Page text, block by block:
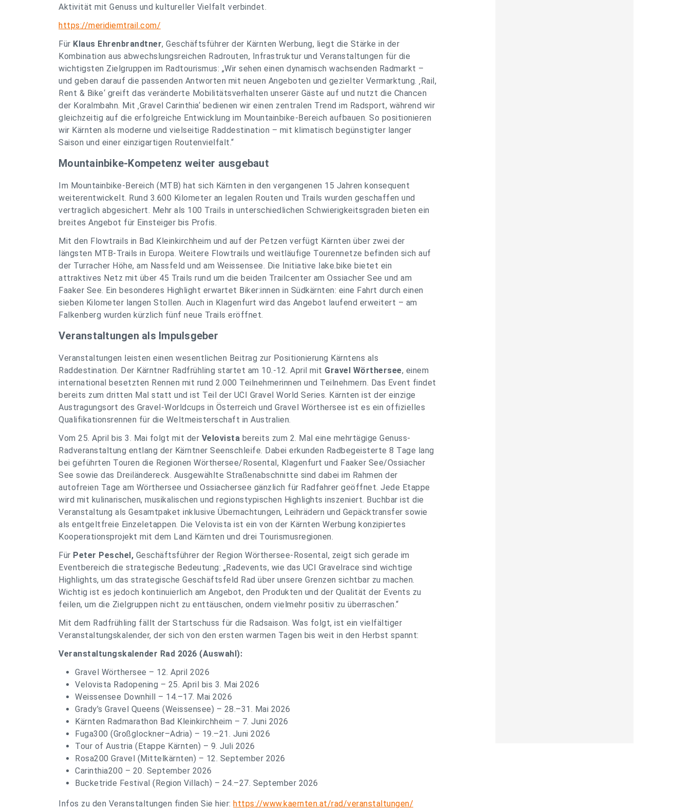
Aktivität mit Genuss und kultureller Vielfalt verbindet.
https://meridiemtrail.com/
Für Klaus Ehrenbrandtner, Geschäftsführer der Kärnten Werbung, liegt die Stärke in der
Kombination aus abwechslungsreichen Radrouten, Infrastruktur und Veranstaltungen für die
wichtigsten Zielgruppen im Radtourismus: „Wir sehen einen dynamisch wachsenden Radmarkt –
und geben darauf die passenden Antworten mit neuen Angeboten und gezielter Vermarktung. ‚Rail,
Rent & Bike‘ greift das veränderte Mobilitätsverhalten unserer Gäste auf und nutzt die Chancen
der Koralmbahn. Mit ‚Gravel Carinthia‘ bedienen wir einen zentralen Trend im Radsport, während wir
gleichzeitig auf die erfolgreiche Entwicklung im Mountainbike-Bereich aufbauen. So positionieren
wir Kärnten als moderne und vielseitige Raddestination – mit klimatisch begünstigter langer
Saison und einer einzigartigen Routenvielfalt.“
Mountainbike-Kompetenz weiter ausgebaut
Im Mountainbike-Bereich (MTB) hat sich Kärnten in den vergangenen 15 Jahren konsequent
weiterentwickelt. Rund 3.600 Kilometer an legalen Routen und Trails wurden geschaffen und
vertraglich abgesichert. Mehr als 100 Trails in unterschiedlichen Schwierigkeitsgraden bieten ein
breites Angebot für Einsteiger bis Profis.
Mit den Flowtrails in Bad Kleinkirchheim und auf der Petzen verfügt Kärnten über zwei der
längsten MTB-Trails in Europa. Weitere Flowtrails und weitläufige Tourennetze befinden sich auf
der Turracher Höhe, am Nassfeld und am Weissensee. Die Initiative lake.bike bietet ein
attraktives Netz mit über 45 Trails rund um die beiden Trailcenter am Ossiacher See und am
Faaker See. Ein besonderes Highlight erwartet Biker:innen in Südkärnten: eine Fahrt durch einen
sieben Kilometer langen Stollen. Auch in Klagenfurt wird das Angebot laufend erweitert – am
Falkenberg wurden kürzlich fünf neue Trails eröffnet.
Veranstaltungen als Impulsgeber
Veranstaltungen leisten einen wesentlichen Beitrag zur Positionierung Kärntens als
Raddestination. Der Kärntner Radfrühling startet am 10.-12. April mit Gravel Wörthersee, einem
international besetzten Rennen mit rund 2.000 Teilnehmerinnen und Teilnehmern. Das Event findet
bereits zum dritten Mal statt und ist Teil der UCI Gravel World Series. Kärnten ist der einzige
Austragungsort des Gravel-Worldcups in Österreich und Gravel Wörthersee ist es ein offizielles
Qualifikationsrennen für die Weltmeisterschaft in Australien.
Vom 25. April bis 3. Mai folgt mit der Velovista bereits zum 2. Mal eine mehrtägige Genuss-
Radveranstaltung entlang der Kärntner Seenschleife. Dabei erkunden Radbegeisterte 8 Tage lang
bei geführten Touren die Regionen Wörthersee/Rosental, Klagenfurt und Faaker See/Ossiacher
See sowie das Dreiländereck. Ausgewählte Straßenabschnitte sind dabei im Rahmen der
autofreien Tage am Wörthersee und Ossiachersee gänzlich für Radfahrer geöffnet. Jede Etappe
wird mit kulinarischen, musikalischen und regionstypischen Highlights inszeniert. Buchbar ist die
Veranstaltung als Gesamtpaket inklusive Übernachtungen, Leihrädern und Gepäcktransfer sowie
als entgeltfreie Einzeletappen. Die Velovista ist ein von der Kärnten Werbung konzipiertes
Kooperationsprojekt mit dem Land Kärnten und drei Tourismusregionen.
Für Peter Peschel, Geschäftsführer der Region Wörthersee-Rosental, zeigt sich gerade im
Eventbereich die strategische Bedeutung: „Radevents, wie das UCI Gravelrace sind wichtige
Highlights, um das strategische Geschäftsfeld Rad über unsere Grenzen sichtbar zu machen.
Wichtig ist es jedoch kontinuierlich am Angebot, den Produkten und der Qualität der Events zu
feilen, um die Zielgruppen nicht zu enttäuschen, ondern vielmehr positiv zu überraschen.“
Mit dem Radfrühling fällt der Startschuss für die Radsaison. Was folgt, ist ein vielfältiger
Veranstaltungskalender, der sich von den ersten warmen Tagen bis weit in den Herbst spannt:
Veranstaltungskalender Rad 2026 (Auswahl):
Gravel Wörthersee – 12. April 2026
Velovista Radopening – 25. April bis 3. Mai 2026
Weissensee Downhill – 14.–17. Mai 2026
Grady’s Gravel Queens (Weissensee) – 28.–31. Mai 2026
Kärnten Radmarathon Bad Kleinkirchheim – 7. Juni 2026
Fuga300 (Großglockner–Adria) – 19.–21. Juni 2026
Tour of Austria (Etappe Kärnten) – 9. Juli 2026
Rosa200 Gravel (Mittelkärnten) – 12. September 2026
Carinthia200 – 20. September 2026
Bucketride Festival (Region Villach) – 24.–27. September 2026
Infos zu den Veranstaltungen finden Sie hier: https://www.kaernten.at/rad/veranstaltungen/